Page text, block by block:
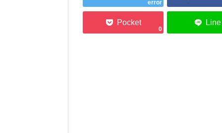
error
0